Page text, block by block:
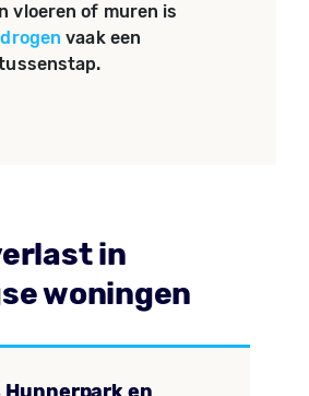
vloeren of muren is
vaak een
in
woningen